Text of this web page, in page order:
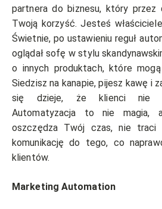
partnera do biznesu, który przez
Twoją korzyść. Jesteś
Świetnie, po ustawieniu reguł
oglądał sofę w stylu
o innych produktach, które
Siedzisz na kanapie, pijesz kawę i
się dzieje, że klienci nie
Automatyzacja to nie magia,
oszczędza Twój czas, nie traci
komunikację do tego, co
klientów.
Marketing Automation